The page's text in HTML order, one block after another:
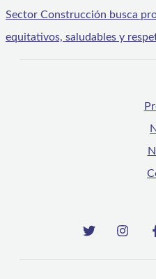
Sector Construcción busca
equitativos, saludables y